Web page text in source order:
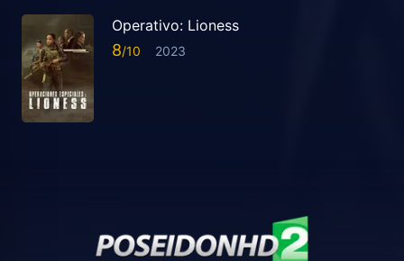
Operativo: Lioness
8 2023